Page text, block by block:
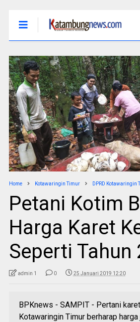
Home Kotawaringin Timur DPRD Kotawaringin
Petani Kotim
Harga Karet
Seperti Tahun
admin 1 0 25 Januari 2019 12:20
BPKnews - SAMPIT - Pertani
Kotawaringin Timur berharap